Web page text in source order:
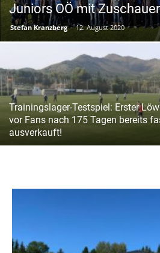
Juniors OÖ mit
Stefan Kranzberg - 12. August 2020
Trainingslager-Testspiel: Erster
vor Fans nach 175 Tagen bereits
ausverkauft!